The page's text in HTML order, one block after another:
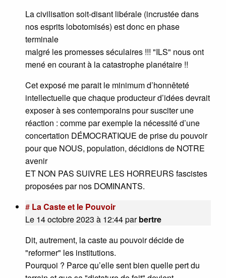
La civilisation soit-disant libérale (incrustée dans
nos esprits lobotomisés) est donc en phase
terminale
malgré les promesses séculaires !!! "ILS" nous ont
mené en courant à la catastrophe planétaire !!
Cet exposé me parait le minimum d’honnêteté
intellectuelle que chaque producteur d’idées devrait
exposer à ses contemporains pour susciter une
réaction : comme par exemple la nécessité d’une
concertation DÉMOCRATIQUE de prise du pouvoir
pour que NOUS, population, décidions de NOTRE
avenir
ET NON PAS SUIVRE LES HORREURS fascistes
proposées par nos DOMINANTS.
# La Caste et le Pouvoir
Le 14 octobre 2023 à 12:44parbertre
Dit, autrement, la caste au pouvoir décide de
"reformer" les institutions.
Pourquoi ? Parce qu’elle sent bien quelle pert du